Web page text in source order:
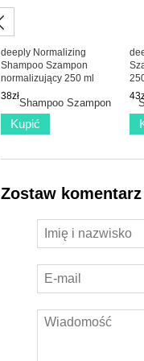
deeply Normalizing
Shampoo Szampon
normalizujący 250 ml
38zł
Kupić
Zostaw komentarz